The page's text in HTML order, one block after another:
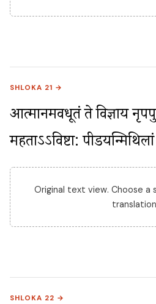
SHLOKA 21 →
आत्मानमवधूतं ते विज्ञाय
महताऽऽविष्टा:
Original text view. Choose a
SHLOKA 22 →